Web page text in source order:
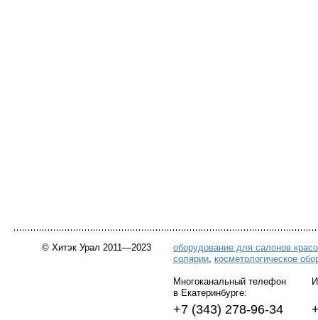
© Хитэк Урал 2011—2023
оборудование для салонов
солярии, косметологическое
Многоканальный телефон
в Екатеринбурге:
+7 (343) 278-96-34